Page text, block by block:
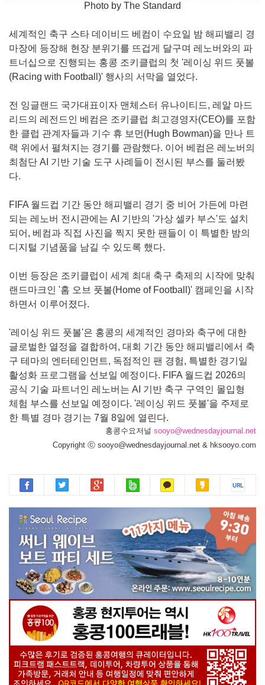
Photo by The Standard
세계적인 축구 스타 데이비드 베컴이 수요일 밤 해피밸리 경
마장에 등장해 현장 분위기를 뜨겁게 달구며 레노버와의 파
트너십으로 진행되는 홍콩 조키클럽의 첫 '레이싱 위드 풋볼
(Racing with Football)' 행사의 서막을 열었다.
전 잉글랜드 국가대표이자 맨체스터 유나이티드, 레알 마드
리드의 레전드인 베컴은 조키클럽 최고경영자(CEO)를 포함
한 클럽 관계자들과 기수 휴 보먼(Hugh Bowman)을 만나 트
랙 위에서 펼쳐지는 경기를 관람했다. 이어 베컴은 레노버의
최첨단 AI 기반 기술 도구 사례들이 전시된 부스를 둘러봤
다.
FIFA 월드컵 기간 동안 해피밸리 경기 중 비어 가든에 마련
되는 레노버 전시관에는 AI 기반의 '가상 셀카 부스'도 설치
되어, 베컴과 직접 사진을 찍지 못한 팬들이 이 특별한 밤의
디지털 기념품을 남길 수 있도록 했다.
이번 등장은 조키클럽이 세계 최대 축구 축제의 시작에 맞춰
랜드마크인 '홈 오브 풋볼(Home of Football)' 캠페인을 시작
하면서 이루어졌다.
'레이싱 위드 풋볼'은 홍콩의 세계적인 경마와 축구에 대한
글로벌한 열정을 결합하여, 대회 기간 동안 해피밸리에서 축
구 테마의 엔터테인먼트, 독점적인 팬 경험, 특별한 경기일
활성화 프로그램을 선보일 예정이다. FIFA 월드컵 2026의
공식 기술 파트너인 레노버는 AI 기반 축구 구역인 몰입형
체험 부스를 선보일 예정이다. '레이싱 위드 풋볼'을 주제로
한 특별 경마 경기는 7월 8일에 열린다.
홍콩수요저널 sooyo@wednesdayjournal.net
Copyright ⓒ sooyo@wednesdayjournal.net & hksooyo.com